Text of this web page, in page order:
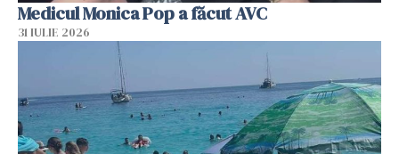
Medicul Monica Pop a făcut AVC
31 IULIE 2026